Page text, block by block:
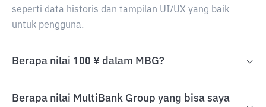
seperti data historis dan tampilan UI/UX yang baik
untuk pengguna.
Berapa nilai 100 ¥ dalam MBG?
Berapa nilai MultiBank Group yang bisa saya